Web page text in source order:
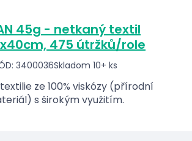
45g - netkaný textil
475 útržků/role
3400036Skladom 10+ ks
ze 100% viskózy (přírodní
s širokým využitím.